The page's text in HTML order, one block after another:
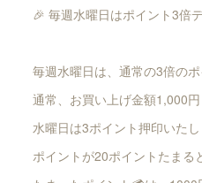
🎉 毎週水曜日はポイント3倍
毎週水曜日は、通常の3倍の
通常、お買い上げ金額1,000
水曜日は3ポイント押印いたし
ポイントが20ポイントたまる